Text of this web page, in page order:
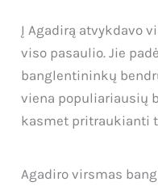
Į Agadirą atvykdavo
viso pasaulio. Jie
banglentininkų
viena populiariausių
kasmet pritraukianti
Agadiro virsmas